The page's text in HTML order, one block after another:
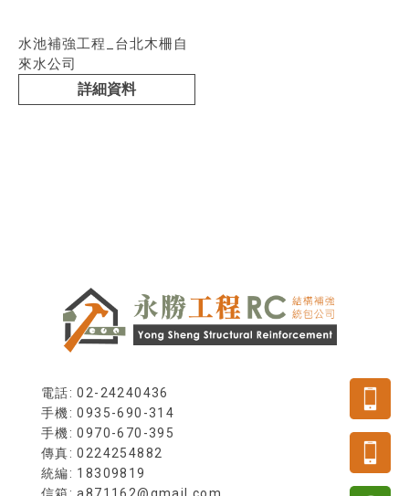
水池補強工程_台北木柵自
來水公司
詳細資料
電話: 02-24240436
手機: 0935-690-314
傳真: 0224254882
統編: 18309819
信箱: a871162@gmail.com